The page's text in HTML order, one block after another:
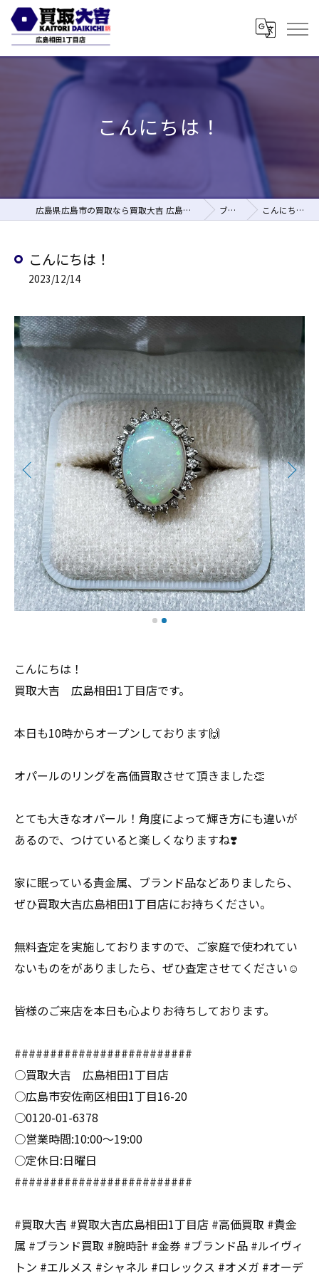
こんにちは！
広島県広島市の買取なら買取大吉 広島相田1丁目店 ブログ こんにちは！
こんにちは！
2023/12/14
こんにちは！
買取大吉 広島相田1丁目店です。
本日も10時からオープンしております🙌
オパールのリングを高価買取させて頂きました👏
とても大きなオパール！角度によって輝き方にも違いが
あるので、つけていると楽しくなりますね❣️
家に眠っている貴金属、ブランド品などありましたら、
ぜひ買取大吉広島相田1丁目店にお持ちください。
無料査定を実施しておりますので、ご家庭で使われてい
ないものをがありましたら、ぜひ査定させてください☺️
皆様のご来店を本日も心よりお待ちしております。
#########################
○買取大吉 広島相田1丁目店
○広島市安佐南区相田1丁目16-20
○0120-01-6378
○営業時間:10:00〜19:00
○定休日:日曜日
#########################
#買取大吉 #買取大吉広島相田1丁目店 #高価買取 #貴金
属 #ブランド買取 #腕時計 #金券 #ブランド品 #ルイヴィ
トン #エルメス #シャネル #ロレックス #オメガ #オーデ